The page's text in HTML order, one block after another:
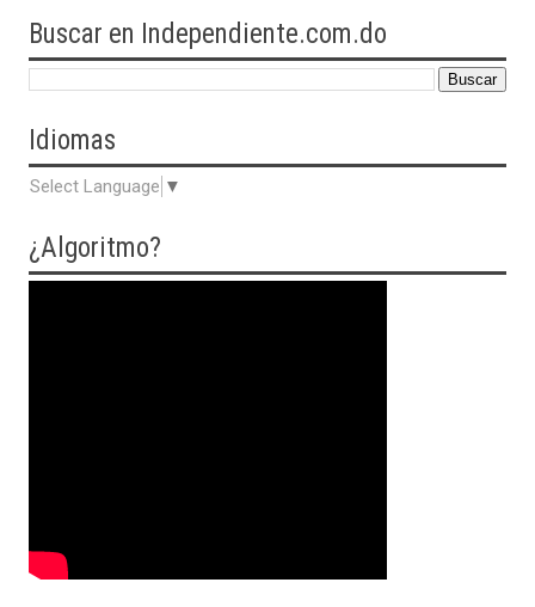
Buscar en Independiente.com.do
Idiomas
Select Language ▼
¿Algoritmo?